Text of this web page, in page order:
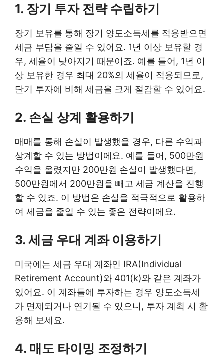
1. 장기 투자 전략 수립하기
장기 보유를 통해 장기 양도소득세를 적용받으면
세금 부담을 줄일 수 있어요. 1년 이상 보유할 경
우, 세율이 낮아지기 때문이죠. 예를 들어, 1년 이
상 보유한 경우 최대 20%의 세율이 적용되므로,
단기 투자에 비해 세금을 크게 절감할 수 있어요.
2. 손실 상계 활용하기
매매를 통해 손실이 발생했을 경우, 다른 수익과
상계할 수 있는 방법이에요. 예를 들어, 500만원
수익을 올렸지만 200만원 손실이 발생했다면,
500만원에서 200만원을 빼고 세금 계산을 진행
할 수 있죠. 이 방법은 손실을 적극적으로 활용하
여 세금을 줄일 수 있는 좋은 전략이에요.
3. 세금 우대 계좌 이용하기
미국에는 세금 우대 계좌인 IRA(Individual
Retirement Account)와 401(k)와 같은 계좌가
있어요. 이 계좌들에 투자하는 경우 양도소득세
가 면제되거나 연기될 수 있으니, 투자 계획 시 활
용해 보세요.
4. 매도 타이밍 조정하기